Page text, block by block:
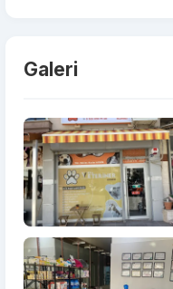
Galeri